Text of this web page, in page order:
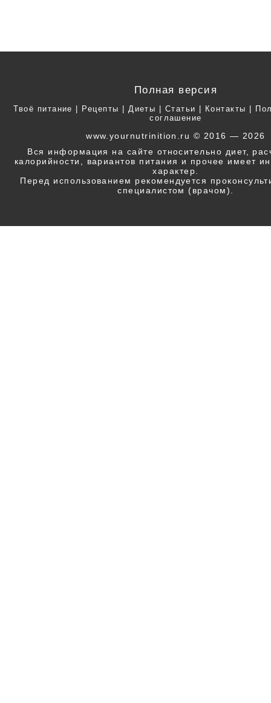
Полная версия
Твоё питание Рецепты |Диеты Статьи Контакты
соглашение
www.yournutrinition.ru © 2016 — 2026
Вся информация на сайте относительно диет,
калорийности, вариантов питания и прочее имеет
характер.
Перед использованием рекомендуется
специалистом (врачом).